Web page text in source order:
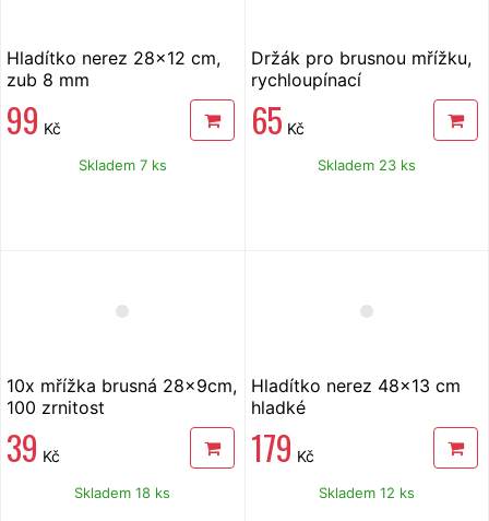
Hladítko nerez 28x12 cm,
zub 8 mm
99 Kč
Skladem 7 ks
Držák pro brusnou mřížku,
rychloupínací
65 Kč
Skladem 23 ks
10x mřížka brusná 28x9cm,
100 zrnitost
39 Kč
Skladem 18 ks
Hladítko nerez 48x13 cm
hladké
179 Kč
Skladem 12 ks